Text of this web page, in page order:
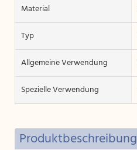
Material
Typ
Allgemeine Verwendung
Spezielle Verwendung
Produktbeschreibung